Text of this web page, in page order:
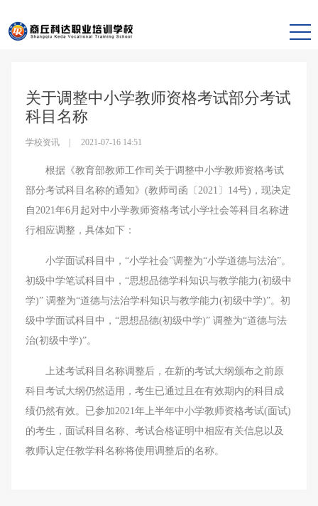
首页 学校资讯
关于调整中小学教师资格考试部分考试
科目名称
学校资讯 2021-07-16 14:51
根据《教育部教师工作司关于调整中小学教师资格考试
部分考试科目名称的通知》(教师司函〔2021〕14号)，现决定
自2021年6月起对中小学教师资格考试小学社会等科目名称进
行相应调整，具体如下：
小学面试科目中，“小学社会”调整为“小学道德与法治”。
初级中学笔试科目中，“思想品德学科知识与教学能力(初级中
学)” 调整为“道德与法治学科知识与教学能力(初级中学)”。初
级中学面试科目中，“思想品德(初级中学)” 调整为“道德与法
治(初级中学)”。
上述考试科目名称调整后，在新的考试大纲颁布之前原
科目考试大纲仍然适用，考生已通过且在有效期内的科目成
绩仍然有效。已参加2021年上半年中小学教师资格考试(面试)
的考生，面试科目名称、考试合格证明中相应有关信息以及
教师认定任教学科名称将使用调整后的名称。